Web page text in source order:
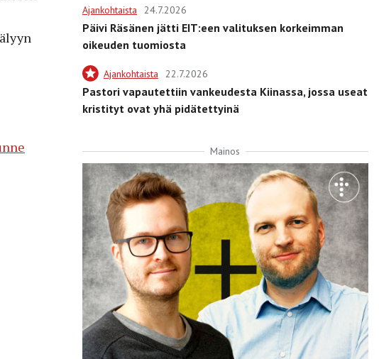
Ajankohtaista 24.7.2026
Päivi Räsänen jätti EIT:een valituksen korkeimman
oikeuden tuomiosta
Ajankohtaista 22.7.2026
Pastori vapautettiin vankeudesta Kiinassa, jossa useat
kristityt ovat yhä pidätettyinä
Mainos